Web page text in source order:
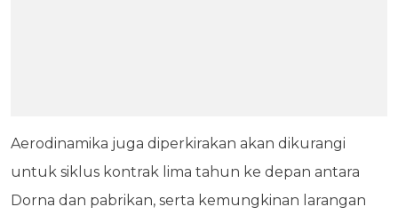
Aerodinamika juga diperkirakan akan dikurangi
untuk siklus kontrak lima tahun ke depan antara
Dorna dan pabrikan, serta kemungkinan larangan